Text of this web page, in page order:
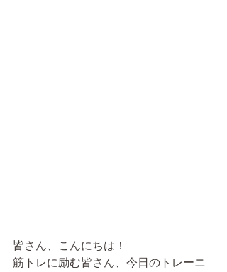
皆さん、こんにちは！
筋トレに励む皆さん、今日のトレーニ